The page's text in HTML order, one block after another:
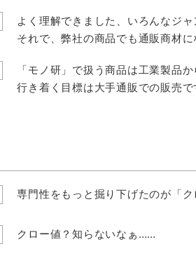
よく理解できました、いろんなジ
それで、弊社の商品でも通販商材に
「モノ研」で扱う商品は工業製品
行き着く目標は大手通販での販売で
専門性をもっと掘り下げたのが「ク
クロー値？知らないなぁ……